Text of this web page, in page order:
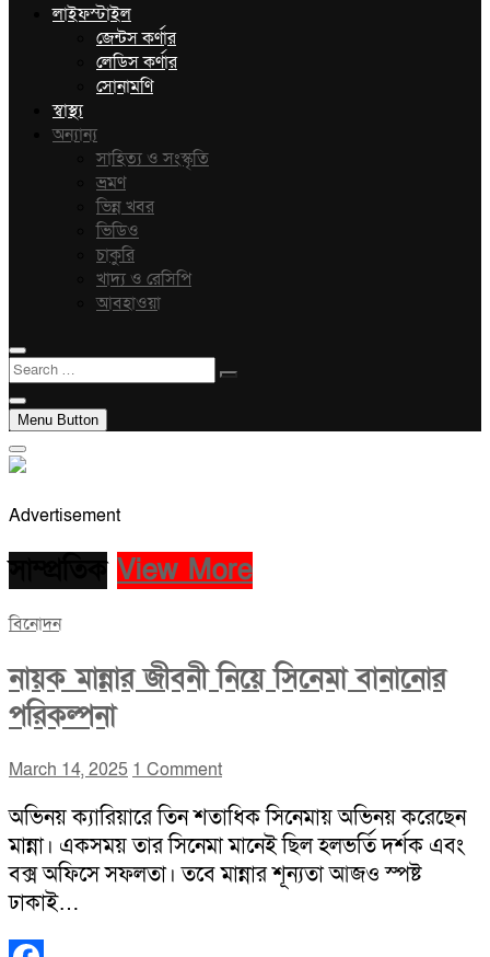
লাইফস্টাইল
জেন্টস কর্ণার
লেডিস কর্ণার
সোনামণি
স্বাস্থ্য
অন্যান্য
সাহিত্য ও সংস্কৃতি
ভ্রমণ
ভিন্ন খবর
ভিডিও
চাকুরি
খাদ্য ও রেসিপি
আবহাওয়া
Search
…
Menu Button
Advertisement
View More
বিনোদন
নায়ক মান্নার জীবনী নিয়ে সিনেমা বানানোর
পরিকল্পনা
March 14, 2025 1 Comment
অভিনয় ক্যারিয়ারে তিন শতাধিক সিনেমায় অভিনয় করেছেন
মান্না। একসময় তার সিনেমা মানেই ছিল হলভর্তি দর্শক এবং
বক্স অফিসে সফলতা। তবে মান্নার শূন্যতা আজও স্পষ্ট
ঢাকাই…